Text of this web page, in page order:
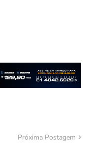
Próxima Postagem